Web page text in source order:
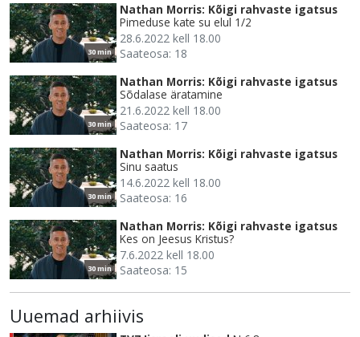
30 min
Nathan Morris: Kõigi rahvaste igatsus
Pimeduse kate su elul 1/2
28.6.2022 kell 18.00
Saateosa: 18
30 min
Nathan Morris: Kõigi rahvaste igatsus
Sõdalase äratamine
21.6.2022 kell 18.00
Saateosa: 17
30 min
Nathan Morris: Kõigi rahvaste igatsus
Sinu saatus
14.6.2022 kell 18.00
Saateosa: 16
30 min
Nathan Morris: Kõigi rahvaste igatsus
Kes on Jeesus Kristus?
7.6.2022 kell 18.00
Saateosa: 15
Uuemad arhiivis